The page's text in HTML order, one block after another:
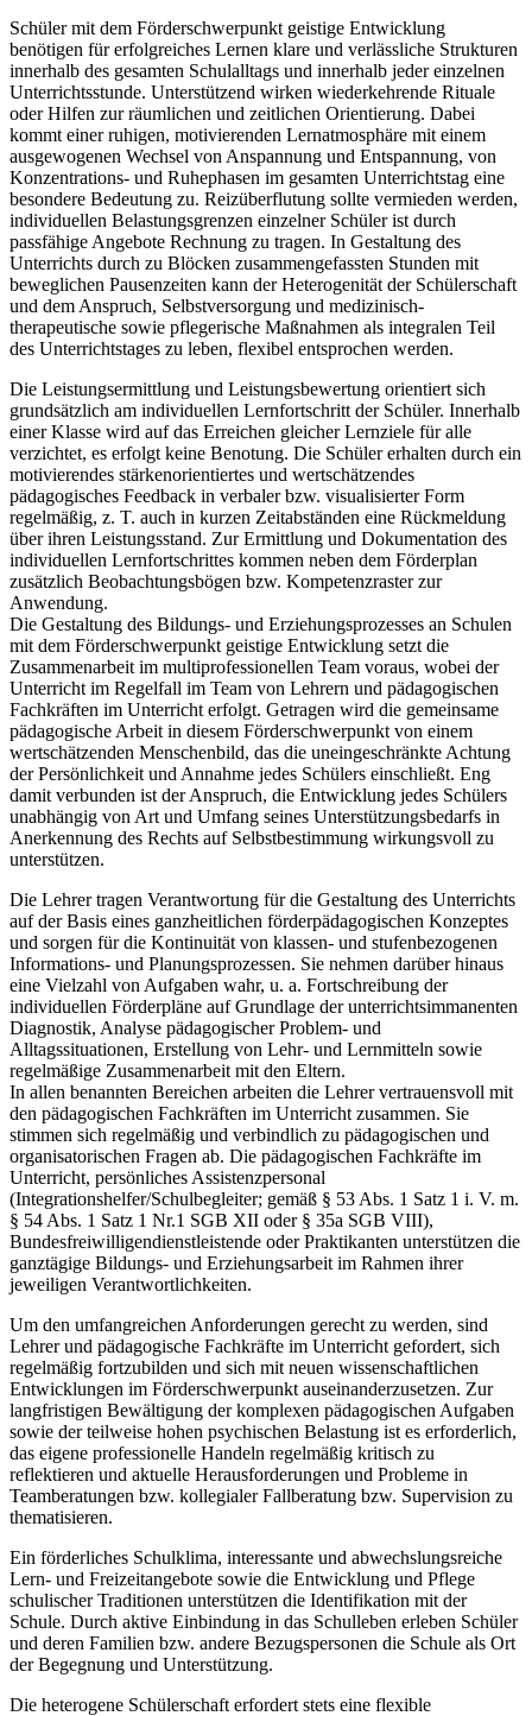
Schüler mit dem Förderschwerpunkt geistige Entwicklung
benötigen für erfolgreiches Lernen klare und verlässliche Strukturen
innerhalb des gesamten Schulalltags und innerhalb jeder einzelnen
Unterrichtsstunde. Unterstützend wirken wiederkehrende Rituale
oder Hilfen zur räumlichen und zeitlichen Orientierung. Dabei
kommt einer ruhigen, motivierenden Lernatmosphäre mit einem
ausgewogenen Wechsel von Anspannung und Entspannung, von
Konzentrations- und Ruhephasen im gesamten Unterrichtstag eine
besondere Bedeutung zu. Reizüberflutung sollte vermieden werden,
individuellen Belastungsgrenzen einzelner Schüler ist durch
passfähige Angebote Rechnung zu tragen. In Gestaltung des
Unterrichts durch zu Blöcken zusammengefassten Stunden mit
beweglichen Pausenzeiten kann der Heterogenität der Schülerschaft
und dem Anspruch, Selbstversorgung und medizinisch-
therapeutische sowie pflegerische Maßnahmen als integralen Teil
des Unterrichtstages zu leben, flexibel entsprochen werden.
Die Leistungsermittlung und Leistungsbewertung orientiert sich
grundsätzlich am individuellen Lernfortschritt der Schüler. Innerhalb
einer Klasse wird auf das Erreichen gleicher Lernziele für alle
verzichtet, es erfolgt keine Benotung. Die Schüler erhalten durch ein
motivierendes stärkenorientiertes und wertschätzendes
pädagogisches Feedback in verbaler bzw. visualisierter Form
regelmäßig, z. T. auch in kurzen Zeitabständen eine Rückmeldung
über ihren Leistungsstand. Zur Ermittlung und Dokumentation des
individuellen Lernfortschrittes kommen neben dem Förderplan
zusätzlich Beobachtungsbögen bzw. Kompetenzraster zur
Anwendung.
Die Gestaltung des Bildungs- und Erziehungsprozesses an Schulen
mit dem Förderschwerpunkt geistige Entwicklung setzt die
Zusammenarbeit im multiprofessionellen Team voraus, wobei der
Unterricht im Regelfall im Team von Lehrern und pädagogischen
Fachkräften im Unterricht erfolgt. Getragen wird die gemeinsame
pädagogische Arbeit in diesem Förderschwerpunkt von einem
wertschätzenden Menschenbild, das die uneingeschränkte Achtung
der Persönlichkeit und Annahme jedes Schülers einschließt. Eng
damit verbunden ist der Anspruch, die Entwicklung jedes Schülers
unabhängig von Art und Umfang seines Unterstützungsbedarfs in
Anerkennung des Rechts auf Selbstbestimmung wirkungsvoll zu
unterstützen.
Die Lehrer tragen Verantwortung für die Gestaltung des Unterrichts
auf der Basis eines ganzheitlichen förderpädagogischen Konzeptes
und sorgen für die Kontinuität von klassen- und stufenbezogenen
Informations- und Planungsprozessen. Sie nehmen darüber hinaus
eine Vielzahl von Aufgaben wahr, u. a. Fortschreibung der
individuellen Förderpläne auf Grundlage der unterrichtsimmanenten
Diagnostik, Analyse pädagogischer Problem- und
Alltagssituationen, Erstellung von Lehr- und Lernmitteln sowie
regelmäßige Zusammenarbeit mit den Eltern.
In allen benannten Bereichen arbeiten die Lehrer vertrauensvoll mit
den pädagogischen Fachkräften im Unterricht zusammen. Sie
stimmen sich regelmäßig und verbindlich zu pädagogischen und
organisatorischen Fragen ab. Die pädagogischen Fachkräfte im
Unterricht, persönliches Assistenzpersonal
(Integrationshelfer/Schulbegleiter; gemäß § 53 Abs. 1 Satz 1 i. V. m.
§ 54 Abs. 1 Satz 1 Nr.1 SGB XII oder § 35a SGB VIII),
Bundesfreiwilligendienstleistende oder Praktikanten unterstützen die
ganztägige Bildungs- und Erziehungsarbeit im Rahmen ihrer
jeweiligen Verantwortlichkeiten.
Um den umfangreichen Anforderungen gerecht zu werden, sind
Lehrer und pädagogische Fachkräfte im Unterricht gefordert, sich
regelmäßig fortzubilden und sich mit neuen wissenschaftlichen
Entwicklungen im Förderschwerpunkt auseinanderzusetzen. Zur
langfristigen Bewältigung der komplexen pädagogischen Aufgaben
sowie der teilweise hohen psychischen Belastung ist es erforderlich,
das eigene professionelle Handeln regelmäßig kritisch zu
reflektieren und aktuelle Herausforderungen und Probleme in
Teamberatungen bzw. kollegialer Fallberatung bzw. Supervision zu
thematisieren.
Ein förderliches Schulklima, interessante und abwechslungsreiche
Lern- und Freizeitangebote sowie die Entwicklung und Pflege
schulischer Traditionen unterstützen die Identifikation mit der
Schule. Durch aktive Einbindung in das Schulleben erleben Schüler
und deren Familien bzw. andere Bezugspersonen die Schule als Ort
der Begegnung und Unterstützung.
Die heterogene Schülerschaft erfordert stets eine flexible